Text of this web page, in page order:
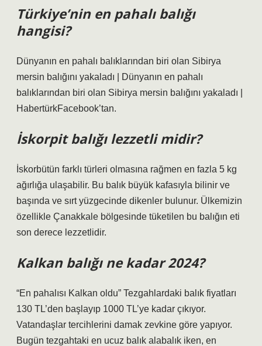
Türkiye’nin en pahalı balığı
hangisi?
Dünyanın en pahalı balıklarından biri olan Sibirya
mersin balığını yakaladı | Dünyanın en pahalı
balıklarından biri olan Sibirya mersin balığını yakaladı |
HabertürkFacebook’tan.
İskorpit balığı lezzetli midir?
İskorbütün farklı türleri olmasına rağmen en fazla 5 kg
ağırlığa ulaşabilir. Bu balık büyük kafasıyla bilinir ve
başında ve sırt yüzgecinde dikenler bulunur. Ülkemizin
özellikle Çanakkale bölgesinde tüketilen bu balığın eti
son derece lezzetlidir.
Kalkan balığı ne kadar 2024?
“En pahalısı Kalkan oldu” Tezgahlardaki balık fiyatları
130 TL’den başlayıp 1000 TL’ye kadar çıkıyor.
Vatandaşlar tercihlerini damak zevkine göre yapıyor.
Bugün tezgahtaki en ucuz balık alabalık iken, en